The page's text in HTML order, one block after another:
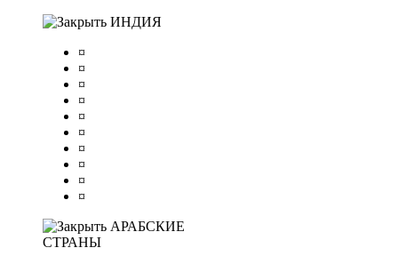
ИНДИЯ
¤
¤
¤
¤
¤
¤
¤
¤
¤
¤
АРАБСКИЕ
СТРАНЫ